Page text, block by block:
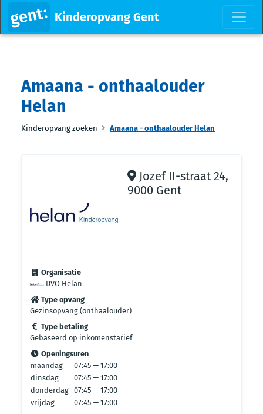
Kinderopvang Gent
Amaana - onthaalouder
Helan
Kinderopvang zoeken Amaana - onthaalouder Helan
Jozef II-straat 24,
9000 Gent
Organisatie
DVO Helan
Type opvang
Gezinsopvang (onthaalouder)
Type betaling
Gebaseerd op inkomenstarief
Openingsuren
maandag
07:45 — 17:00
dinsdag
07:45 — 17:00
donderdag 07:45 — 17:00
vrijdag
07:45 — 17:00